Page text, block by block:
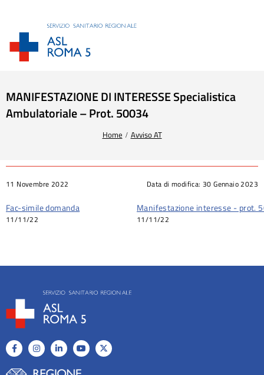
MANIFESTAZIONE DI INTERESSE Specialistica
Ambulatoriale – Prot. 50034
Home Avviso AT
Data di modifica: 30 Gennaio 2023
11 Novembre 2022
Fac-simile domanda
11/11/22
Manifestazione interesse - prot.
11/11/22